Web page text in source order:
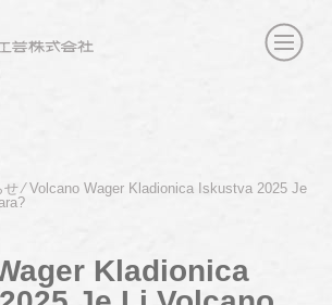
せ⁄Volcano Wager Kladionica Iskustva 2025 Je
Kladionica